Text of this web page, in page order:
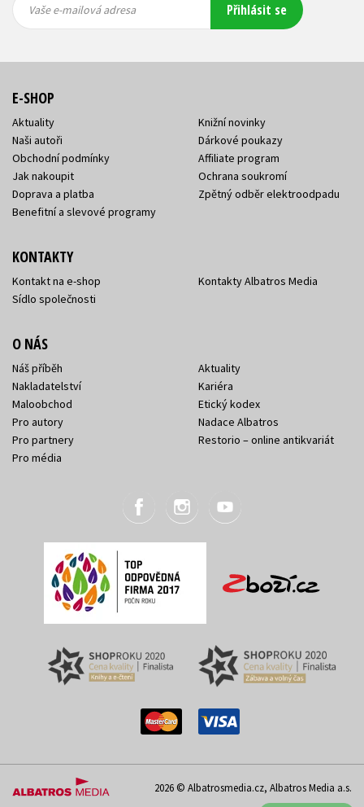
mailová
mailová
Vaše e-mailová adresa Přihlásit se
E-SHOP
Aktuality
Naši autoři
Obchodní podmínky
Jak nakoupit
Doprava a platba
Benefitní a slevové programy
Knižní novinky
Dárkové poukazy
Affiliate program
Ochrana soukromí
Zpětný odběr elektroodpadu
KONTAKTY
Kontakt na e-shop
Sídlo společnosti
Kontakty Albatros Media
O NÁS
Náš příběh
Nakladatelství
Maloobchod
Pro autory
Pro partnery
Pro média
Aktuality
Kariéra
Etický kodex
Nadace Albatros
Restorio – online antikvariát
2026 © Albatrosmedia.cz, Albatros Media a.s.